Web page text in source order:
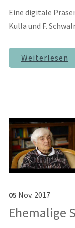
Eine digitale
Kulla und F.
Weiterlesen
05 Nov. 2017
Ehemalige